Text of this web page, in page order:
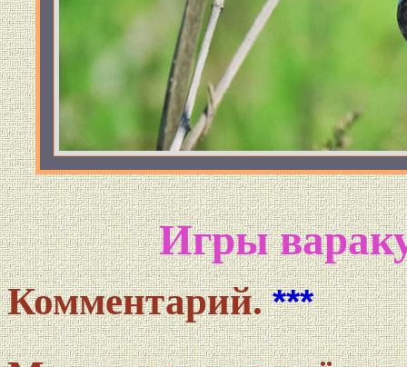
Игры
Комментарий.***